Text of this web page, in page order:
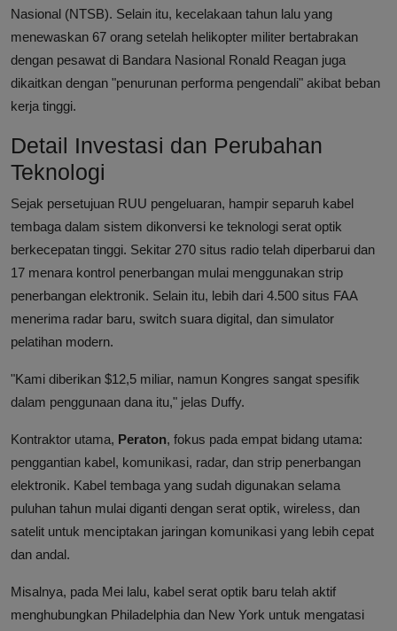
Nasional (NTSB). Selain itu, kecelakaan tahun lalu yang
menewaskan 67 orang setelah helikopter militer bertabrakan
dengan pesawat di Bandara Nasional Ronald Reagan juga
dikaitkan dengan "penurunan performa pengendali" akibat beban
kerja tinggi.
Detail Investasi dan Perubahan
Teknologi
Sejak persetujuan RUU pengeluaran, hampir separuh kabel
tembaga dalam sistem dikonversi ke teknologi serat optik
berkecepatan tinggi. Sekitar 270 situs radio telah diperbarui dan
17 menara kontrol penerbangan mulai menggunakan strip
penerbangan elektronik. Selain itu, lebih dari 4.500 situs FAA
menerima radar baru, switch suara digital, dan simulator
pelatihan modern.
"Kami diberikan $12,5 miliar, namun Kongres sangat spesifik
dalam penggunaan dana itu," jelas Duffy.
Kontraktor utama, Peraton, fokus pada empat bidang utama:
penggantian kabel, komunikasi, radar, dan strip penerbangan
elektronik. Kabel tembaga yang sudah digunakan selama
puluhan tahun mulai diganti dengan serat optik, wireless, dan
satelit untuk menciptakan jaringan komunikasi yang lebih cepat
dan andal.
Misalnya, pada Mei lalu, kabel serat optik baru telah aktif
menghubungkan Philadelphia dan New York untuk mengatasi